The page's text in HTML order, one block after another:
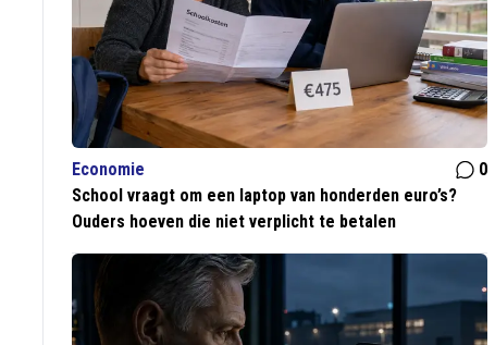
Economie
0
School vraagt om een laptop van honderden euro’s?
Ouders hoeven die niet verplicht te betalen